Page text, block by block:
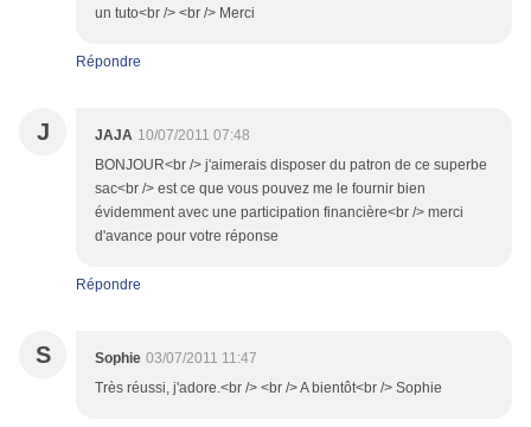
un tuto<br /> <br /> Merci
Répondre
J JAJA 10/07/2011 07:48
BONJOUR<br /> j'aimerais disposer du patron de ce superbe
sac<br /> est ce que vous pouvez me le fournir bien
évidemment avec une participation financière<br /> merci
d'avance pour votre réponse
Répondre
S Sophie 03/07/2011 11:47
Très réussi, j'adore.<br /> <br /> A bientôt<br /> Sophie